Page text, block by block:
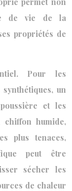
de vie de la
propriétés de
Pour les
un
et les
chiffon humide,
plus tenaces,
peut être
sécher les
de chaleur